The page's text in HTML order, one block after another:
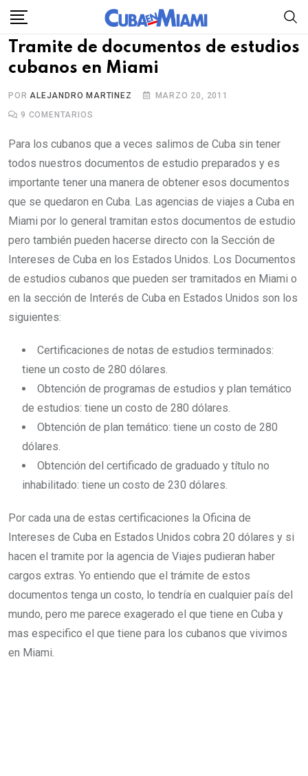
Skip
content
Tramite de documentos de estudios
cubanos en Miami
PORALEJANDRO MARTINEZ
MARZO 20, 2011
9 COMENTARIOS
Para los cubanos que a veces salimos de Cuba sin tener
todos nuestros documentos de estudio preparados y es
importante tener una manera de obtener esos documentos
que se quedaron en Cuba. Las agencias de viajes a Cuba en
Miami por lo general tramitan estos documentos de estudio
pero también pueden hacerse directo con la Sección de
Intereses de Cuba en los Estados Unidos. Los Documentos
de estudios cubanos que pueden ser tramitados en Miami o
en la sección de Interés de Cuba en Estados Unidos son los
siguientes:
Certificaciones de notas de estudios terminados:
tiene un costo de 280 dólares.
Obtención de programas de estudios y plan temático
de estudios: tiene un costo de 280 dólares.
Obtención de plan temático: tiene un costo de 280
dólares.
Obtención del certificado de graduado y título no
inhabilitado: tiene un costo de 230 dólares.
Por cada una de estas certificaciones la Oficina de
Intereses de Cuba en Estados Unidos cobra 20 dólares y si
hacen el tramite por la agencia de Viajes pudieran haber
cargos extras. Yo entiendo que el trámite de estos
documentos tenga un costo, lo tendría en cualquier país del
mundo, pero me parece exagerado el que tiene en Cuba y
mas especifico el que tiene para los cubanos que vivimos
en Miami.